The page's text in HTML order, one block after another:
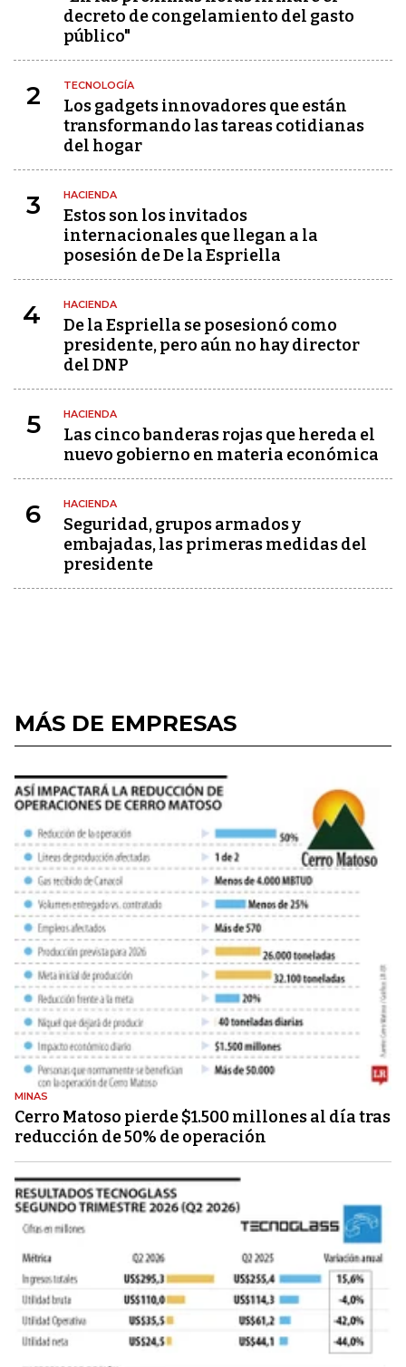
decreto de congelamiento del gasto
público"
2 TECNOLOGÍA
Los gadgets innovadores que están
transformando las tareas cotidianas
del hogar
3 HACIENDA
Estos son los invitados
internacionales que llegan a la
posesión de De la Espriella
4 HACIENDA
De la Espriella se posesionó como
presidente, pero aún no hay director
del DNP
5 HACIENDA
Las cinco banderas rojas que hereda el
nuevo gobierno en materia económica
6 HACIENDA
Seguridad, grupos armados y
embajadas, las primeras medidas del
presidente
MÁS DE EMPRESAS
MINAS
Cerro Matoso pierde $1.500 millones al día tras
reducción de 50% de operación